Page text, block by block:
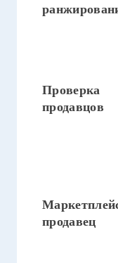
Проверка
продавцов
продавец